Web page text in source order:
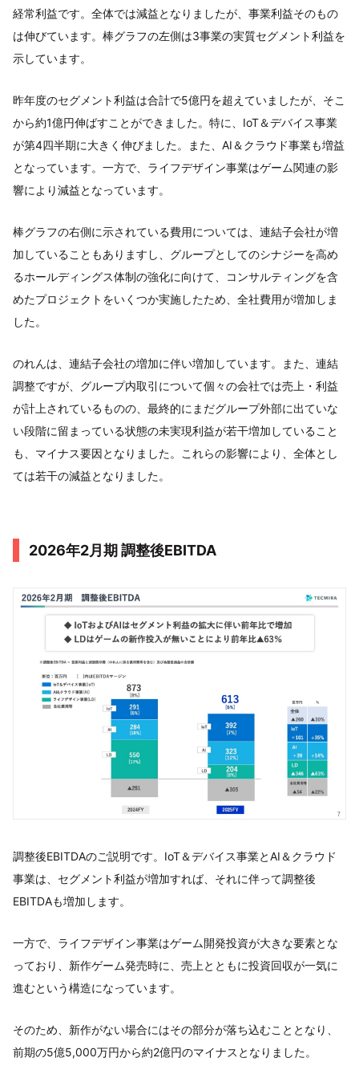
経常利益です。全体では減益となりましたが、事業利益そのもの
は伸びています。棒グラフの左側は3事業の実質セグメント利益を
示しています。
昨年度のセグメント利益は合計で5億円を超えていましたが、そこ
から約1億円伸ばすことができました。特に、IoT＆デバイス事業
が第4四半期に大きく伸びました。また、AI＆クラウド事業も増益
となっています。一方で、ライフデザイン事業はゲーム関連の影
響により減益となっています。
棒グラフの右側に示されている費用については、連結子会社が増
加していることもありますし、グループとしてのシナジーを高め
るホールディングス体制の強化に向けて、コンサルティングを含
めたプロジェクトをいくつか実施したため、全社費用が増加しま
した。
のれんは、連結子会社の増加に伴い増加しています。また、連結
調整ですが、グループ内取引について個々の会社では売上・利益
が計上されているものの、最終的にまだグループ外部に出ていな
い段階に留まっている状態の未実現利益が若干増加していること
も、マイナス要因となりました。これらの影響により、全体とし
ては若干の減益となりました。
2026年2月期 調整後EBITDA
調整後EBITDAのご説明です。IoT＆デバイス事業とAI＆クラウド
事業は、セグメント利益が増加すれば、それに伴って調整後
EBITDAも増加します。
一方で、ライフデザイン事業はゲーム開発投資が大きな要素とな
っており、新作ゲーム発売時に、売上とともに投資回収が一気に
進むという構造になっています。
そのため、新作がない場合にはその部分が落ち込むこととなり、
前期の5億5,000万円から約2億円のマイナスとなりました。